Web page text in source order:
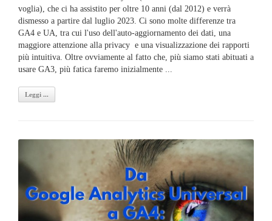
voglia), che ci ha assistito per oltre 10 anni (dal 2012) e verrà
dismesso a partire dal luglio 2023. Ci sono molte differenze tra
GA4 e UA, tra cui l'uso dell'auto-aggiornamento dei dati, una
maggiore attenzione alla privacy e una visualizzazione dei rapporti
più intuitiva. Oltre ovviamente al fatto che, più siamo stati abituati a
usare GA3, più fatica faremo inizialmente ...
Leggi ...